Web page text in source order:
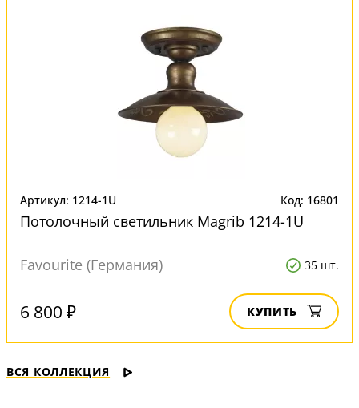
Артикул: 1214-1U Код: 16801
Потолочный светильник Magrib 1214-1U
Favourite (Германия) 35 шт.
6 800 ₽ КУПИТЬ
ВСЯ КОЛЛЕКЦИЯ